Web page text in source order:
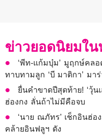
ข่าวยอดนิยมใ
‘พีท-แก้มบุ๋ม’ มูฤกษ์คล
ทาบทามลูก ‘บี มาติกา’ มา
ยื่นคำขาดปีสุดท้าย! ‘วุ้น
ฮ่องกง ลั่นถ้าไม่มีคือจบ
‘นาย ณภัทร’ เช็กอินฮ่อ
คล้ายอินฟลูฯ ดัง